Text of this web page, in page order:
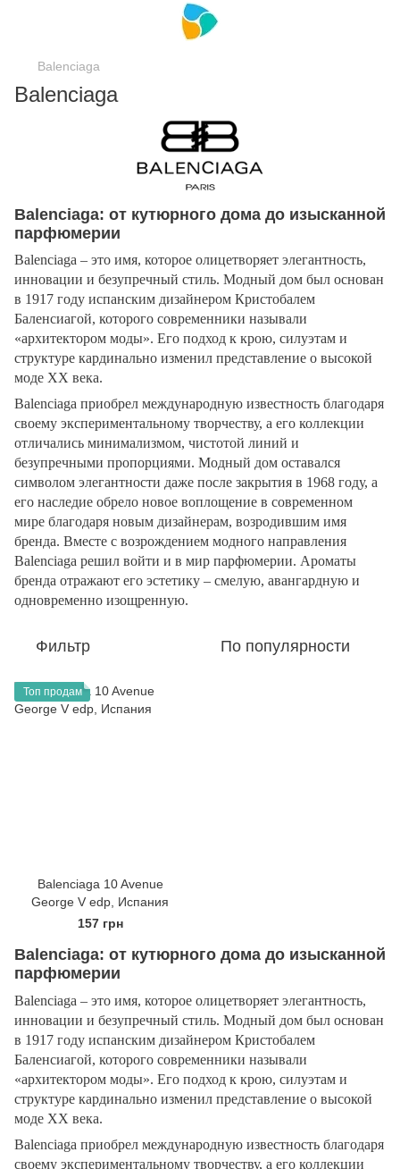
Balenciaga
Balenciaga
Balenciaga: от кутюрного дома до изысканной
парфюмерии
Balenciaga – это имя, которое олицетворяет элегантность,
инновации и безупречный стиль. Модный дом был основан
в 1917 году испанским дизайнером Кристобалем
Баленсиагой, которого современники называли
«архитектором моды». Его подход к крою, силуэтам и
структуре кардинально изменил представление о высокой
моде XX века.
Balenciaga приобрел международную известность благодаря
своему экспериментальному творчеству, а его коллекции
отличались минимализмом, чистотой линий и
безупречными пропорциями. Модный дом оставался
символом элегантности даже после закрытия в 1968 году, а
его наследие обрело новое воплощение в современном
мире благодаря новым дизайнерам, возродившим имя
бренда. Вместе с возрождением модного направления
Balenciaga решил войти и в мир парфюмерии. Ароматы
бренда отражают его эстетику – смелую, авангардную и
одновременно изощренную.
Фильтр По популярности
Топ продам
Balenciaga 10 Avenue
George V edp, Испания
157 грн
Balenciaga: от кутюрного дома до изысканной
парфюмерии
Balenciaga – это имя, которое олицетворяет элегантность,
инновации и безупречный стиль. Модный дом был основан
в 1917 году испанским дизайнером Кристобалем
Баленсиагой, которого современники называли
«архитектором моды». Его подход к крою, силуэтам и
структуре кардинально изменил представление о высокой
моде XX века.
Balenciaga приобрел международную известность благодаря
своему экспериментальному творчеству, а его коллекции